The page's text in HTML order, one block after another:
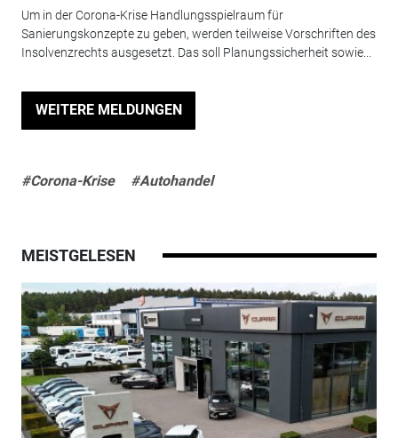
Um in der Corona-Krise Handlungsspielraum für
Sanierungskonzepte zu geben, werden teilweise Vorschriften des
Insolvenzrechts ausgesetzt. Das soll Planungssicherheit sowie...
WEITERE MELDUNGEN
#Corona-Krise #Autohandel
MEISTGELESEN